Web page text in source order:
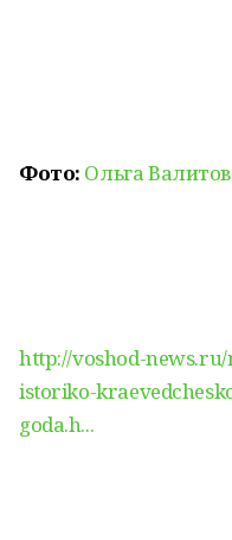
Фото: Ольга
http://voshod-
istoriko-
goda.h...